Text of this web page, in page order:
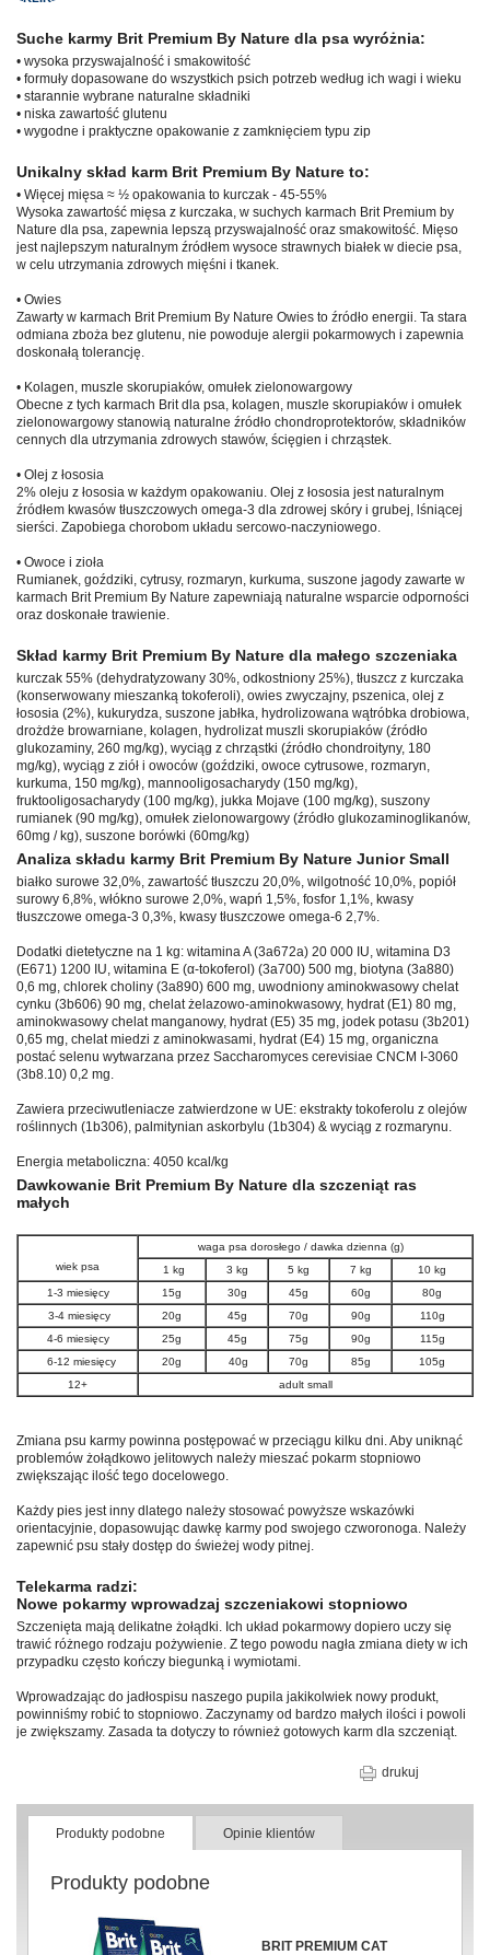
Suche karmy Brit Premium By Nature dla psa wyróżnia:
• wysoka przyswajalność i smakowitość
• formuły dopasowane do wszystkich psich potrzeb według ich wagi i wieku
• starannie wybrane naturalne składniki
• niska zawartość glutenu
• wygodne i praktyczne opakowanie z zamknięciem typu zip
Unikalny skład karm Brit Premium By Nature to:
• Więcej mięsa ≈ ½ opakowania to kurczak - 45-55%
Wysoka zawartość mięsa z kurczaka, w suchych karmach Brit Premium by
Nature dla psa, zapewnia lepszą przyswajalność oraz smakowitość. Mięso
jest najlepszym naturalnym źródłem wysoce strawnych białek w diecie psa,
w celu utrzymania zdrowych mięśni i tkanek.
• Owies
Zawarty w karmach Brit Premium By Nature Owies to źródło energii. Ta stara
odmiana zboża bez glutenu, nie powoduje alergii pokarmowych i zapewnia
doskonałą tolerancję.
• Kolagen, muszle skorupiaków, omułek zielonowargowy
Obecne z tych karmach Brit dla psa, kolagen, muszle skorupiaków i omułek
zielonowargowy stanowią naturalne źródło chondroprotektorów, składników
cennych dla utrzymania zdrowych stawów, ścięgien i chrząstek.
• Olej z łososia
2% oleju z łososia w każdym opakowaniu. Olej z łososia jest naturalnym
źródłem kwasów tłuszczowych omega-3 dla zdrowej skóry i grubej, lśniącej
sierści. Zapobiega chorobom układu sercowo-naczyniowego.
• Owoce i zioła
Rumianek, goździki, cytrusy, rozmaryn, kurkuma, suszone jagody zawarte w
karmach Brit Premium By Nature zapewniają naturalne wsparcie odporności
oraz doskonałe trawienie.
Skład karmy Brit Premium By Nature dla małego szczeniaka
kurczak 55% (dehydratyzowany 30%, odkostniony 25%), tłuszcz z kurczaka
(konserwowany mieszanką tokoferoli), owies zwyczajny, pszenica, olej z
łososia (2%), kukurydza, suszone jabłka, hydrolizowana wątróbka drobiowa,
drożdże browarniane, kolagen, hydrolizat muszli skorupiaków (źródło
glukozaminy, 260 mg/kg), wyciąg z chrząstki (źródło chondroityny, 180
mg/kg), wyciąg z ziół i owoców (goździki, owoce cytrusowe, rozmaryn,
kurkuma, 150 mg/kg), mannooligosacharydy (150 mg/kg),
fruktooligosacharydy (100 mg/kg), jukka Mojave (100 mg/kg), suszony
rumianek (90 mg/kg), omułek zielonowargowy (źródło glukozaminoglikanów,
60mg / kg), suszone borówki (60mg/kg)
Analiza składu karmy Brit Premium By Nature Junior Small
białko surowe 32,0%, zawartość tłuszczu 20,0%, wilgotność 10,0%, popiół
surowy 6,8%, włókno surowe 2,0%, wapń 1,5%, fosfor 1,1%, kwasy
tłuszczowe omega-3 0,3%, kwasy tłuszczowe omega-6 2,7%.
Dodatki dietetyczne na 1 kg: witamina A (3a672a) 20 000 IU, witamina D3
(E671) 1200 IU, witamina E (α-tokoferol) (3a700) 500 mg, biotyna (3a880)
0,6 mg, chlorek choliny (3a890) 600 mg, uwodniony aminokwasowy chelat
cynku (3b606) 90 mg, chelat żelazowo-aminokwasowy, hydrat (E1) 80 mg,
aminokwasowy chelat manganowy, hydrat (E5) 35 mg, jodek potasu (3b201)
0,65 mg, chelat miedzi z aminokwasami, hydrat (E4) 15 mg, organiczna
postać selenu wytwarzana przez Saccharomyces cerevisiae CNCM I-3060
(3b8.10) 0,2 mg.
Zawiera przeciwutleniacze zatwierdzone w UE: ekstrakty tokoferolu z olejów
roślinnych (1b306), palmitynian askorbylu (1b304) & wyciąg z rozmarynu.
Energia metaboliczna: 4050 kcal/kg
Dawkowanie Brit Premium By Nature dla szczeniąt ras
małych
wiek psa
waga psa dorosłego / dawka dzienna (g)
1 kg
3 kg 5 kg 7 kg
10 kg
1-3 miesięcy
15g 30g 45g 60g
80g
3-4 miesięcy
20g 45g 70g 90g
110g
4-6 miesięcy
25g 45g 75g 90g
115g
6-12 miesięcy
20g 40g 70g 85g
105g
12+
adult small
Zmiana psu karmy powinna postępować w przeciągu kilku dni. Aby uniknąć
problemów żołądkowo jelitowych należy mieszać pokarm stopniowo
zwiększając ilość tego docelowego.
Każdy pies jest inny dlatego należy stosować powyższe wskazówki
orientacyjnie, dopasowując dawkę karmy pod swojego czworonoga. Należy
zapewnić psu stały dostęp do świeżej wody pitnej.
Telekarma radzi:
Nowe pokarmy wprowadzaj szczeniakowi stopniowo
Szczenięta mają delikatne żołądki. Ich układ pokarmowy dopiero uczy się
trawić różnego rodzaju pożywienie. Z tego powodu nagła zmiana diety w ich
przypadku często kończy biegunką i wymiotami.
Wprowadzając do jadłospisu naszego pupila jakikolwiek nowy produkt,
powinniśmy robić to stopniowo. Zaczynamy od bardzo małych ilości i powoli
je zwiększamy. Zasada ta dotyczy to również gotowych karm dla szczeniąt.
drukuj
Produkty podobne Opinie klientów
Produkty podobne
BRIT PREMIUM CAT